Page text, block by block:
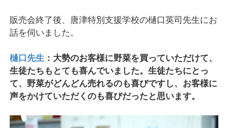
販売会終了後、唐津特別支援学校の樋口英司先生にお
話を伺いました。
樋口先生 ：大勢のお客様に野菜を買っていただけて、
生徒たちもとても喜んでいました。生徒たちにとっ
て、野菜がどんどん売れるのも喜びですし、お客様に
声をかけていただくのも喜びだったと思います。